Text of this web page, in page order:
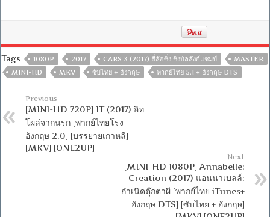
Tags 1080P 2017 CARS 3 (2017) สี่ล้อซิ่ง ชิงบัลลังก์แชมป์
MASTER
MINI-HD
MKV ซับไทย + อังกฤษ พากย์ไทย 5.1 + อังกฤษ DTS
Previous
[MINI-HD 720P] IT (2017) อิท
โผล่จากนรก [พากย์ไทยโรง +
อังกฤษ 2.0] [บรรยายเกาหลี]
[MKV] [ONE2UP]
Next
[MINI-HD 1080P] Annabelle:
Creation (2017) แอนนาเบลล์:
กำเนิดตุ๊กตาผี [พากย์ไทย iTunes+
อังกฤษ DTS] [ซับไทย + อังกฤษ]